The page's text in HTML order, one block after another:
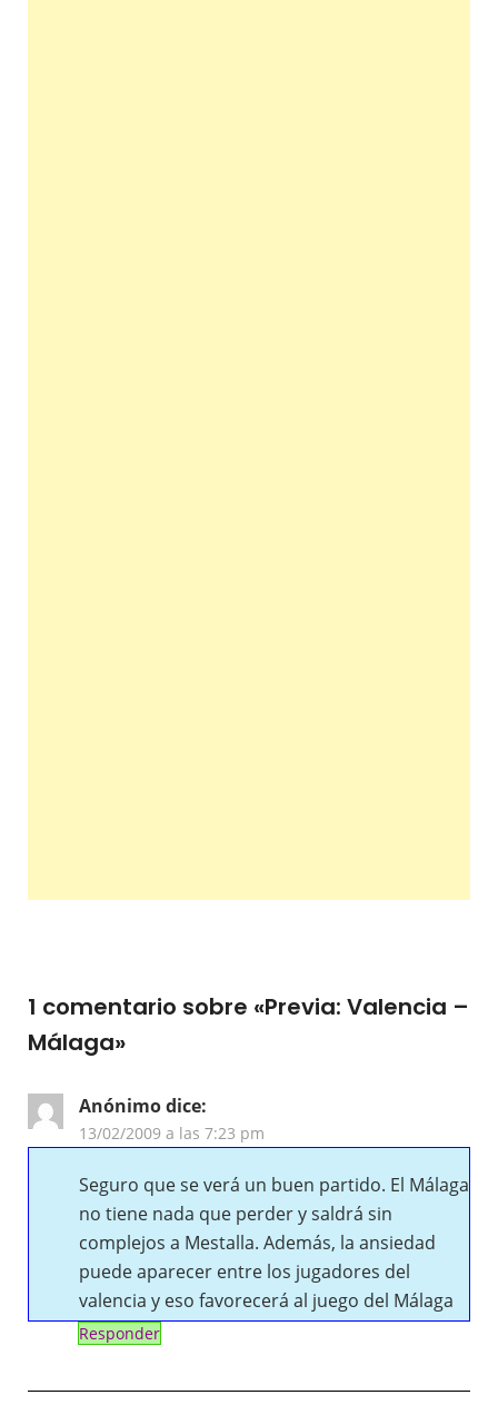
1 comentario sobre «Previa: Valencia –
Málaga»
Anónimodice:
13/02/2009 a las 7:23 pm
Seguro que se verá un buen partido. El Málaga
no tiene nada que perder y saldrá sin
complejos a Mestalla. Además, la ansiedad
puede aparecer entre los jugadores del
valencia y eso favorecerá al juego del Málaga
Responder